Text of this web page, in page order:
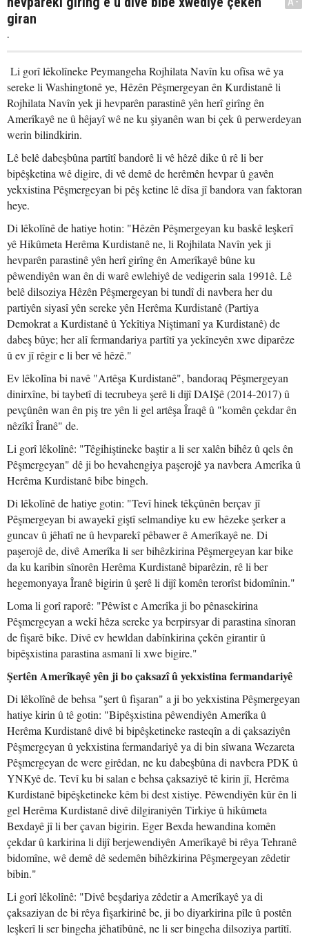
giran
.
Li gorî lêkolîneke Peymangeha Rojhilata Navîn ku ofîsa wê ya
sereke li Washingtonê ye, Hêzên Pêşmergeyan ên Kurdistanê li
Rojhilata Navîn yek ji hevparên parastinê yên herî girîng ên
Amerîkayê ne û hêjayî wê ne ku şiyanên wan bi çek û perwerdeyan
werin bilindkirin.
Lê belê dabeşbûna partîtî bandorê li vê hêzê dike û rê li ber
bipêşketina wê digire, di vê demê de herêmên hevpar û gavên
yekxistina Pêşmergeyan bi pêş ketine lê dîsa jî bandora van faktoran
heye.
Di lêkolînê de hatiye hotin: "Hêzên Pêşmergeyan ku baskê leşkerî
yê Hikûmeta Herêma Kurdistanê ne, li Rojhilata Navîn yek ji
hevparên parastinê yên herî girîng ên Amerîkayê bûne ku
pêwendiyên wan ên di warê ewlehiyê de vedigerin sala 1991ê. Lê
belê dilsoziya Hêzên Pêşmergeyan bi tundî di navbera her du
partiyên siyasî yên sereke yên Herêma Kurdistanê (Partiya
Demokrat a Kurdistanê û Yekîtiya Niştimanî ya Kurdistanê) de
dabeş bûye; her alî fermandariya partîtî ya yekîneyên xwe diparêze
û ev jî rêgir e li ber vê hêzê."
Ev lêkolîna bi navê "Artêşa Kurdistanê", bandoraq Pêşmergeyan
dinirxîne, bi taybetî di tecrubeya şerê li dijî DAIŞê (2014-2017) û
pevçûnên wan ên piş tre yên li gel artêşa Îraqê û "komên çekdar ên
nêzîkî Îranê" de.
Li gorî lêkolînê: "Têgihiştineke baştir a li ser xalên bihêz û qels ên
Pêşmergeyan" dê ji bo hevahengiya paşerojê ya navbera Amerîka û
Herêma Kurdistanê bibe bingeh.
Di lêkolînê de hatiye gotin: "Tevî hinek têkçûnên berçav jî
Pêşmergeyan bi awayekî giştî selmandiye ku ew hêzeke şerker a
guncav û jêhatî ne û hevparekî pêbawer ê Amerîkayê ne. Di
paşerojê de, divê Amerîka li ser bihêzkirina Pêşmergeyan kar bike
da ku karibin sînorên Herêma Kurdistanê biparêzin, rê li ber
hegemonyaya Îranê bigirin û şerê li dijî komên terorîst bidomînin."
Loma li gorî raporê: "Pêwîst e Amerîka ji bo pênasekirina
Pêşmergeyan a wekî hêza sereke ya berpirsyar di parastina sînoran
de fişarê bike. Divê ev hewldan dabînkirina çekên girantir û
bipêşxistina parastina asmanî li xwe bigire."
Şertên Amerîkayê yên ji bo çaksazî û yekxistina fermandariyê
Di lêkolînê de behsa "şert û fişaran" a ji bo yekxistina Pêşmergeyan
hatiye kirin û tê gotin: "Bipêşxistina pêwendiyên Amerîka û
Herêma Kurdistanê divê bi bipêşketineke rasteqîn a di çaksaziyên
Pêşmergeyan û yekxistina fermandariyê ya di bin sîwana Wezareta
Pêşmergeyan de were girêdan, ne ku dabeşbûna di navbera PDK û
YNKyê de. Tevî ku bi salan e behsa çaksaziyê tê kirin jî, Herêma
Kurdistanê bipêşketineke kêm bi dest xistiye. Pêwendiyên kûr ên li
gel Herêma Kurdistanê divê dilgiraniyên Tirkiye û hikûmeta
Bexdayê jî li ber çavan bigirin. Eger Bexda hewandina komên
çekdar û karkirina li dijî berjewendiyên Amerîkayê bi rêya Tehranê
bidomîne, wê demê dê sedemên bihêzkirina Pêşmergeyan zêdetir
bibin."
Li gorî lêkolînê: "Divê beşdariya zêdetir a Amerîkayê ya di
çaksaziyan de bi rêya fişarkirinê be, ji bo diyarkirina pîle û postên
leşkerî li ser bingeha jêhatîbûnê, ne li ser bingeha dilsoziya partîtî.